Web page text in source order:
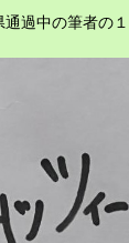
過中の筆者の